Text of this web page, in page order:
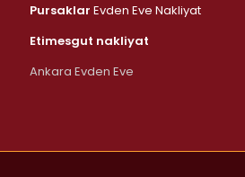
Pursaklar Evden Eve Nakliyat
Etimesgut nakliyat
Ankara Evden Eve